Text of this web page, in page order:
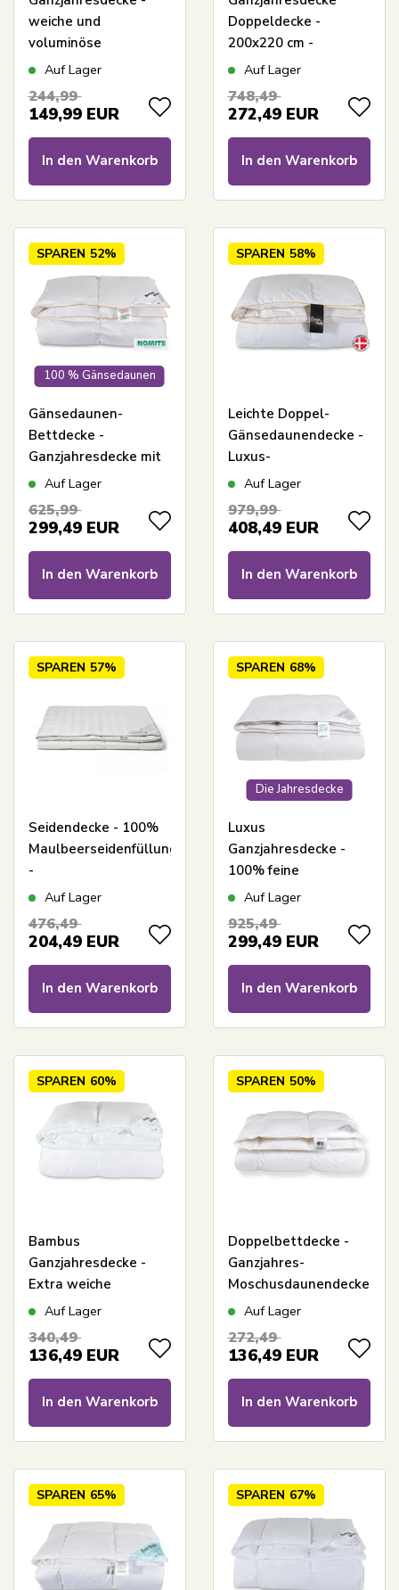
weiche und
voluminöse
Daunenfaserdecke -
Nordstrand Home
Auf Lager
244,99
149,99 EUR
In den Warenkorb
Doppeldecke -
200x220 cm -
Muskusdaunendecke
Muskusdaunen -
Auf Lager
748,49
272,49 EUR
In den Warenkorb
100 % Gänsedaunen
SPAREN 52%
Gänsedaunen-
Bettdecke -
Ganzjahresdecke mit
100% Daunen -
Living
Auf Lager
625,99
299,49 EUR
In den Warenkorb
SPAREN 58%
Leichte Doppel-
Gänsedaunendecke -
Luxus-
Ganzjahresdecke -
Premium By Borg -
Auf Lager
979,99
408,49 EUR
In den Warenkorb
SPAREN 57%
Seidendecke - 100%
Maulbeerseidenfüllung
-
temperaturregulierende
Nordstrand Home
Auf Lager
476,49
204,49 EUR
In den Warenkorb
Die Jahresdecke
SPAREN 68%
Luxus
Ganzjahresdecke -
100% feine
Moschusdaunen -
Nordstrand Home
Auf Lager
925,49
299,49 EUR
In den Warenkorb
SPAREN 60%
Bambus
Ganzjahresdecke -
Extra weiche
Bambus- und
- Allergikerfreundlich
Auf Lager
340,49
136,49 EUR
In den Warenkorb
SPAREN 50%
Doppelbettdecke -
Ganzjahres-
Moschusdaunendecke
- allergikerfreundlich -
Nordstrand Home
Auf Lager
272,49
136,49 EUR
In den Warenkorb
SPAREN 65% SPAREN 67%